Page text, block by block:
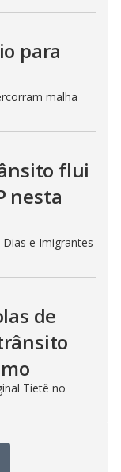
para
malha
flui
nesta
e Imigrantes
de
Tietê no